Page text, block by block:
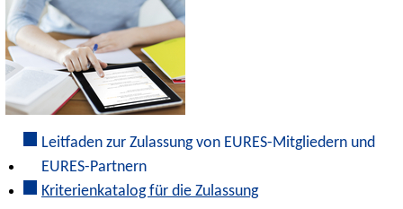
Leitfaden zur Zulassung von EURES-Mitgliedern und
EURES-Partnern
Kriterienkatalog für die Zulassung